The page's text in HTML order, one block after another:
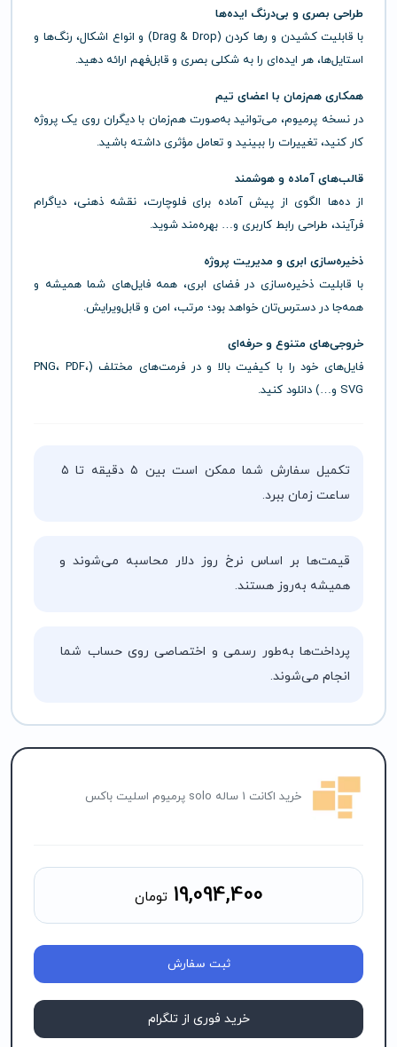
طراحی بصری و بی‌درنگ ایده‌ها
با قابلیت کشیدن و رها کردن (Drag & Drop) و انواع اشکال، رنگ‌ها و
استایل‌ها، هر ایده‌ای را به شکلی بصری و قابل‌فهم ارائه دهید.
همکاری هم‌زمان با اعضای تیم
در نسخه پرمیوم، می‌توانید به‌صورت هم‌زمان با دیگران روی یک پروژه
کار کنید، تغییرات را ببینید و تعامل مؤثری داشته باشید.
قالب‌های آماده و هوشمند
از ده‌ها الگوی از پیش آماده برای فلوچارت، نقشه ذهنی، دیاگرام
فرآیند، طراحی رابط کاربری و… بهره‌مند شوید.
ذخیره‌سازی ابری و مدیریت پروژه
با قابلیت ذخیره‌سازی در فضای ابری، همه فایل‌های شما همیشه و
همه‌جا در دسترس‌تان خواهد بود؛ مرتب، امن و قابل‌ویرایش.
خروجی‌های متنوع و حرفه‌ای
فایل‌های خود را با کیفیت بالا و در فرمت‌های مختلف (PNG، PDF،
SVG و…) دانلود کنید.
تکمیل سفارش شما ممکن است بین ۵ دقیقه تا ۵
ساعت زمان ببرد.
قیمت‌ها بر اساس نرخ روز دلار محاسبه می‌شوند و
همیشه به‌روز هستند.
پرداخت‌ها به‌طور رسمی و اختصاصی روی حساب شما
انجام می‌شوند.
خرید اکانت 1 ساله solo پرمیوم اسلیت باکس
19,094,400 تومان
ثبت سفارش
خرید فوری از تلگرام